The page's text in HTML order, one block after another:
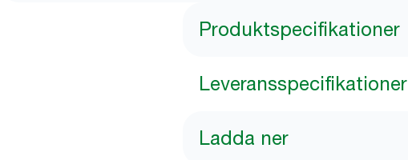
Produktspecifikationer
Leveransspecifikationer
Ladda ner